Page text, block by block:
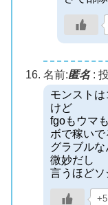
名前:匿名:
モンスト
けど
fgoもウマ
ボで稼い
グラブル
微妙だし
言うほど
+5